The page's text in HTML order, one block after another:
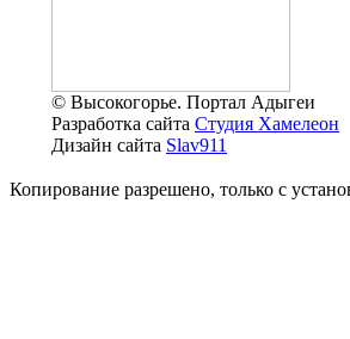
© Высокогорье. Портал Адыгеи
Разработка сайта Студия Хамелеон
Дизайн сайта Slav911
Копирование разрешено, только с